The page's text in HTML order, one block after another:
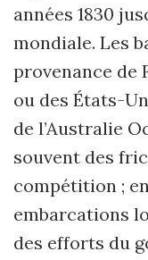
années 1830
mondiale. Les
provenance de
ou des États-
de l’Australie
souvent des
compétition ;
embarcations
des efforts du